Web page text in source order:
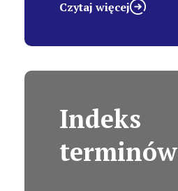
Czytaj więcej
Indeks
terminów